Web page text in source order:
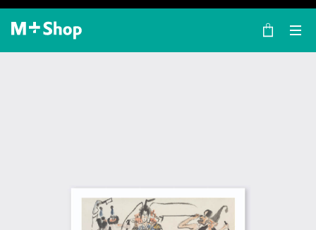
×
M+ Shop